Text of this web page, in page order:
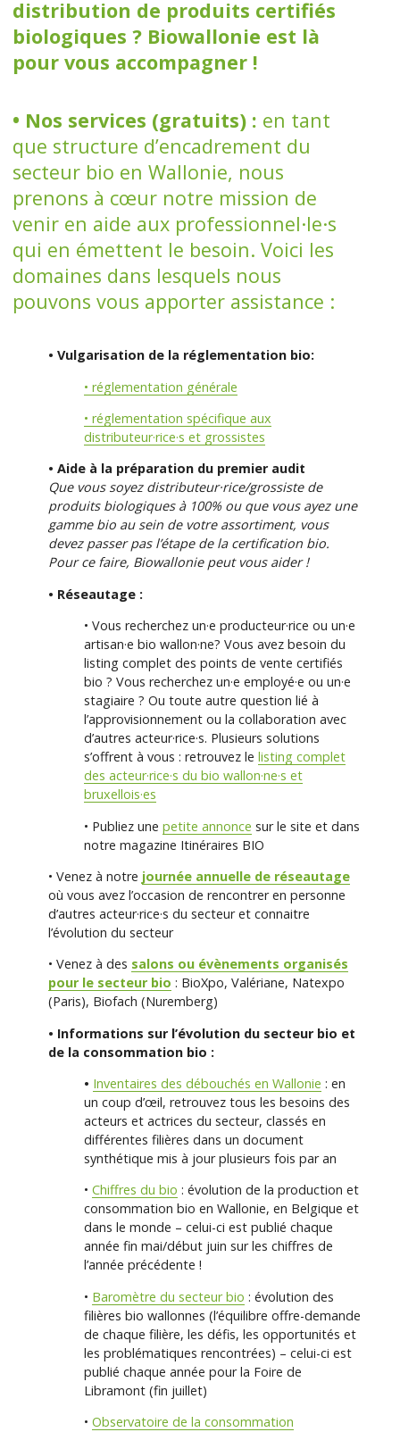
distribution de produits certifiés
biologiques ? Biowallonie est là
pour vous accompagner !
• Nos services (gratuits) : en tant
que structure d’encadrement du
secteur bio en Wallonie, nous
prenons à cœur notre mission de
venir en aide aux professionnel·le·s
qui en émettent le besoin. Voici les
domaines dans lesquels nous
pouvons vous apporter assistance :
• Vulgarisation de la réglementation bio:
• réglementation générale
• réglementation spécifique aux
distributeur·rice·s et grossistes
• Aide à la préparation du premier audit
Que vous soyez distributeur·rice/grossiste de
produits biologiques à 100% ou que vous ayez une
gamme bio au sein de votre assortiment, vous
devez passer pas l’étape de la certification bio.
Pour ce faire, Biowallonie peut vous aider !
• Réseautage :
• Vous recherchez un·e producteur·rice ou un·e
artisan·e bio wallon·ne? Vous avez besoin du
listing complet des points de vente certifiés
bio ? Vous recherchez un·e employé·e ou un·e
stagiaire ? Ou toute autre question lié à
l’approvisionnement ou la collaboration avec
d’autres acteur·rice·s. Plusieurs solutions
s’offrent à vous : retrouvez lelisting complet
des acteur·rice·s du bio wallon·ne·s et
bruxellois·es
• Publiez unepetite annonce sur le site et dans
notre magazine Itinéraires BIO
• Venez à notre journée annuelle de réseautage
où vous avez l’occasion de rencontrer en personne
d’autres acteur·rice·s du secteur et connaitre
l’évolution du secteur
• Venez à des salons ou évènements organisés
pour le secteur bio : BioXpo, Valériane, Natexpo
(Paris), Biofach (Nuremberg)
• Informations sur l’évolution du secteur bio et
de la consommation bio :
• Inventaires des débouchés en Wallonie : en
un coup d’œil, retrouvez tous les besoins des
acteurs et actrices du secteur, classés en
différentes filières dans un document
synthétique mis à jour plusieurs fois par an
•Chiffres du bio : évolution de la production et
consommation bio en Wallonie, en Belgique et
dans le monde – celui-ci est publié chaque
année fin mai/début juin sur les chiffres de
l’année précédente !
• Baromètre du secteur bio : évolution des
filières bio wallonnes (l’équilibre offre-demande
de chaque filière, les défis, les opportunités et
les problématiques rencontrées) – celui-ci est
publié chaque année pour la Foire de
Libramont (fin juillet)
•Observatoire de la consommation